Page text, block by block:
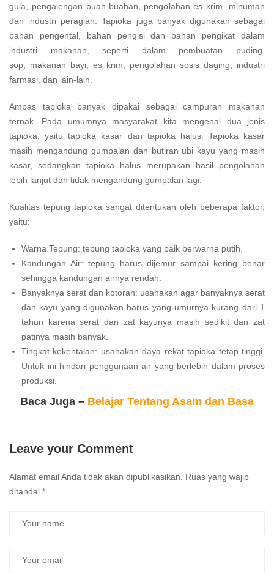
gula, pengalengan buah-buahan, pengolahan es krim, minuman
dan industri peragian. Tapioka juga banyak digunakan sebagai
bahan pengental, bahan pengisi dan bahan pengikat dalam
industri makanan, seperti dalam pembuatan puding,
sop, makanan bayi, es krim, pengolahan sosis daging, industri
farmasi, dan lain-lain.
Ampas tapioka banyak dipakai sebagai campuran makanan
ternak. Pada umumnya masyarakat kita mengenal dua jenis
tapioka, yaitu tapioka kasar dan tapioka halus. Tapioka kasar
masih mengandung gumpalan dan butiran ubi kayu yang masih
kasar, sedangkan tapioka halus merupakan hasil pengolahan
lebih lanjut dan tidak mengandung gumpalan lagi.
Kualitas tepung tapioka sangat ditentukan oleh beberapa faktor,
yaitu:
Warna Tepung: tepung tapioka yang baik berwarna putih.
Kandungan Air: tepung harus dijemur sampai kering benar
sehingga kandungan airnya rendah.
Banyaknya serat dan kotoran: usahakan agar banyaknya serat
dan kayu yang digunakan harus yang umurnya kurang dari 1
tahun karena serat dan zat kayunya masih sedikit dan zat
patinya masih banyak.
Tingkat kekentalan: usahakan daya rekat tapioka tetap tinggi.
Untuk ini hindari penggunaan air yang berlebih dalam proses
produksi.
Baca Juga – Belajar Tentang Asam dan Basa
Leave your Comment
Alamat email Anda tidak akan dipublikasikan.
Ruas yang wajib
ditandai *